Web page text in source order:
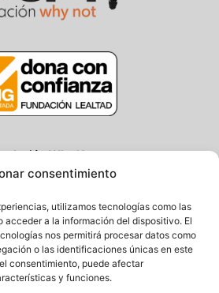
consentimiento
utilizamos tecnologías como las
acceder a la información del dispositivo. El
nos permitirá procesar datos como
o las identificaciones únicas en este
consentimiento, puede afectar
y funciones.
Why Not
de Ategorrieta 3, Gros
Donostia – Gipuzkoa
058 694 / 627 014 791